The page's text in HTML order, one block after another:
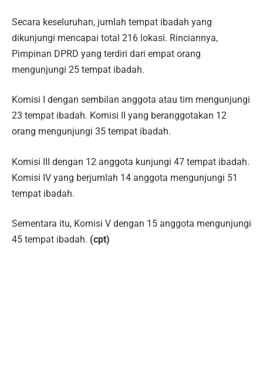
Secara keseluruhan, jumlah tempat ibadah yang
dikunjungi mencapai total 216 lokasi. Rinciannya,
Pimpinan DPRD yang terdiri dari empat orang
mengunjungi 25 tempat ibadah.
Komisi I dengan sembilan anggota atau tim mengunjungi
23 tempat ibadah. Komisi II yang beranggotakan 12
orang mengunjungi 35 tempat ibadah.
Komisi III dengan 12 anggota kunjungi 47 tempat ibadah.
Komisi IV yang berjumlah 14 anggota mengunjungi 51
tempat ibadah.
Sementara itu, Komisi V dengan 15 anggota mengunjungi
45 tempat ibadah. (cpt)